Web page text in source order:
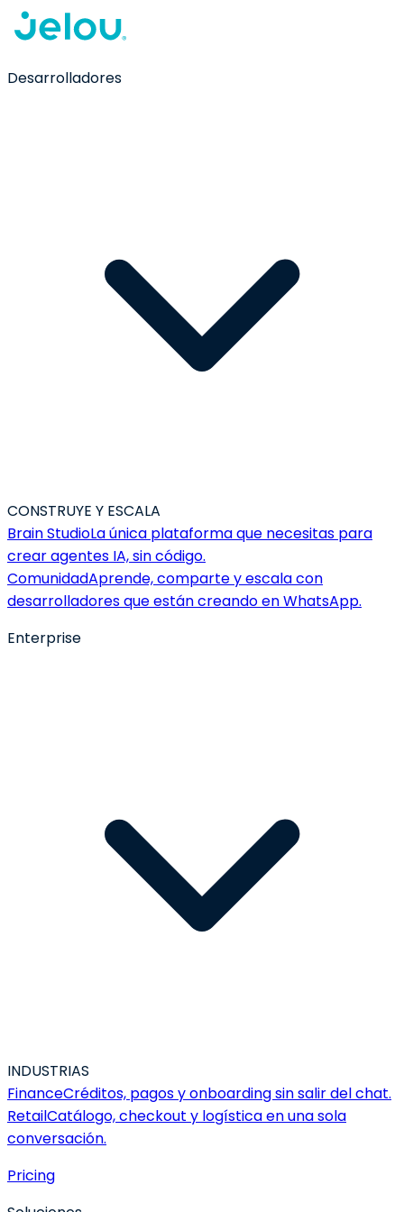
Desarrolladores
CONSTRUYE Y ESCALA
Brain StudioLa única plataforma que necesitas para
crear agentes IA, sin código.
ComunidadAprende, comparte y escala con
desarrolladores que están creando en WhatsApp.
Enterprise
INDUSTRIAS
FinanceCréditos, pagos y onboarding sin salir del chat.
RetailCatálogo, checkout y logística en una sola
conversación.
Pricing